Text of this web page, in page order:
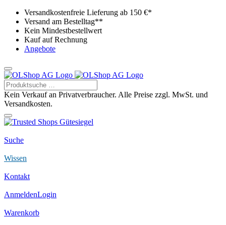
Versandkostenfreie Lieferung ab 150 €*
Versand am Bestelltag**
Kein Mindestbestellwert
Kauf auf Rechnung
Angebote
Kein Verkauf an Privatverbraucher. Alle Preise zzgl. MwSt. und
Versandkosten.
Suche
Wissen
Kontakt
AnmeldenLogin
Warenkorb